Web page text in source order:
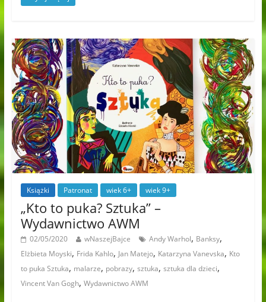
Książki Patronat wiek 6+ wiek 9+
„Kto to puka? Sztuka” –
Wydawnictwo AWM
02/05/2020 wNaszejBajce Andy Warhol, Banksy,
Elżbieta Moyski, Frida Kahlo, Jan Matejo, Katarzyna Vanevska, Kto
to puka Sztuka, malarze, pobrazy, sztuka, sztuka dla dzieci,
Vincent Van Gogh, Wydawnictwo AWM